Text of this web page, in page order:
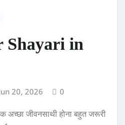
Shayari in
20, 2026 0
अच्छा जीवनसाथी होना बहुत जरूरी